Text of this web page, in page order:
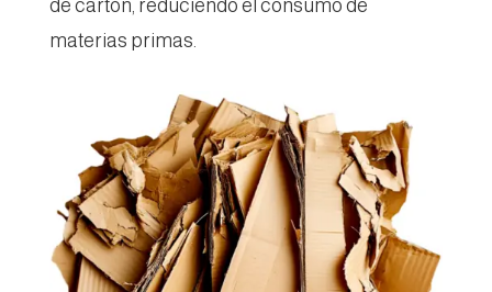
de cartón, reduciendo el consumo de
materias primas.